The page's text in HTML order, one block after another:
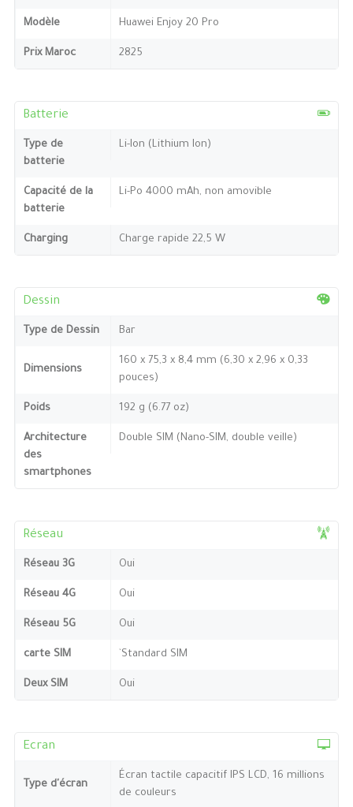
Modèle Huawei Enjoy 20 Pro
Prix Maroc 2825
Batterie
Type de
batterie
Li-Ion (Lithium Ion)
Capacité de la
batterie
Li-Po 4000 mAh, non amovible
Charging Charge rapide 22,5 W
Dessin
Type de Dessin Bar
Dimensions
160 x 75,3 x 8,4 mm (6,30 x 2,96 x 0,33
pouces)
Poids 192 g (6.77 oz)
Architecture
des
smartphones
Double SIM (Nano-SIM, double veille)
Réseau
Réseau 3G Oui
Réseau 4G Oui
Réseau 5G Oui
carte SIM `Standard SIM
Deux SIM Oui
Ecran
Type d'écran
Écran tactile capacitif IPS LCD, 16 millions
de couleurs